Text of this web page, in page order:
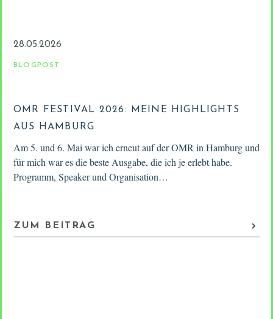
28.05.2026
BLOGPOST
OMR FESTIVAL 2026: MEINE HIGHLIGHTS
AUS HAMBURG
Am 5. und 6. Mai war ich erneut auf der OMR in Hamburg und
für mich war es die beste Ausgabe, die ich je erlebt habe.
Programm, Speaker und Organisation…
ZUM BEITRAG